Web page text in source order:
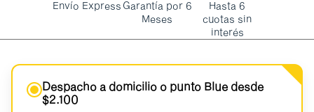
Envío Express Garantía por 6
Meses
Hasta 6
cuotas sin
interés
Despacho a domicilio o punto Blue desde
$2.100